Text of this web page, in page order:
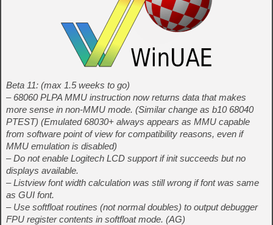
Beta 11: (max 1.5 weeks to go)
– 68060 PLPA MMU instruction now returns data that makes
more sense in non-MMU mode. (Similar change as b10 68040
PTEST) (Emulated 68030+ always appears as MMU capable
from software point of view for compatibility reasons, even if
MMU emulation is disabled)
– Do not enable Logitech LCD support if init succeeds but no
displays available.
– Listview font width calculation was still wrong if font was same
as GUI font.
– Use softfloat routines (not normal doubles) to output debugger
FPU register contents in softfloat mode. (AG)